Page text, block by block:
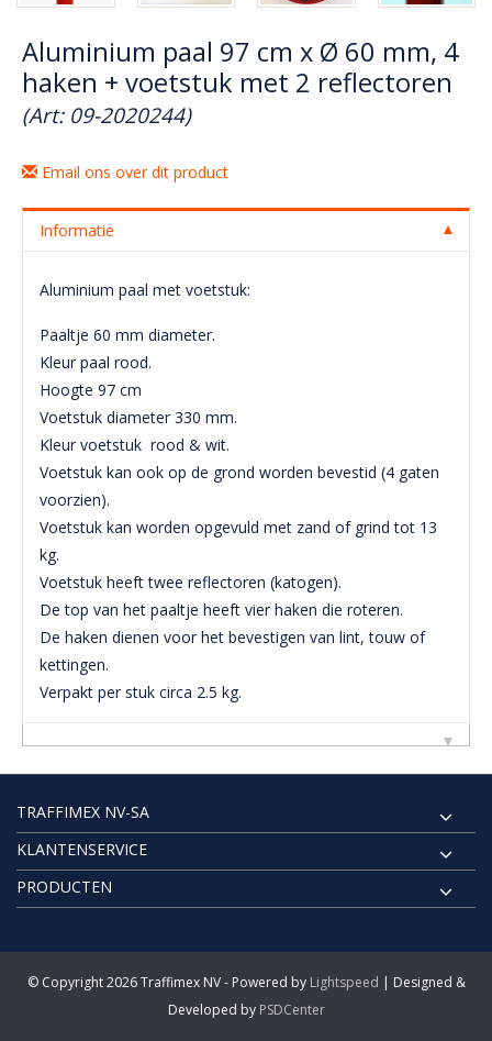
Aluminium paal 97 cm x Ø 60 mm, 4
haken + voetstuk met 2 reflectoren
(Art: 09-2020244)
Email ons over dit product
Informatie
Aluminium paal met voetstuk:
Paaltje 60 mm diameter.
Kleur paal rood.
Hoogte 97 cm
Voetstuk diameter 330 mm.
Kleur voetstuk rood & wit.
Voetstuk kan ook op de grond worden bevestid (4 gaten
voorzien).
Voetstuk kan worden opgevuld met zand of grind tot 13
kg.
Voetstuk heeft twee reflectoren (katogen).
De top van het paaltje heeft vier haken die roteren.
De haken dienen voor het bevestigen van lint, touw of
kettingen.
Verpakt per stuk circa 2.5 kg.
TRAFFIMEX NV-SA
KLANTENSERVICE
PRODUCTEN
© Copyright 2026 Traffimex NV - Powered by Lightspeed | Designed &
Developed by PSDCenter